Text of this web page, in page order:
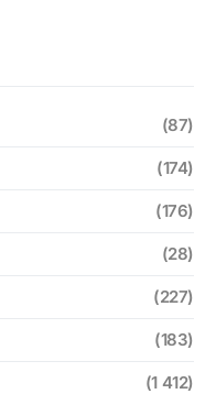
(87)
(174)
(176)
(28)
(227)
(183)
(1 412)